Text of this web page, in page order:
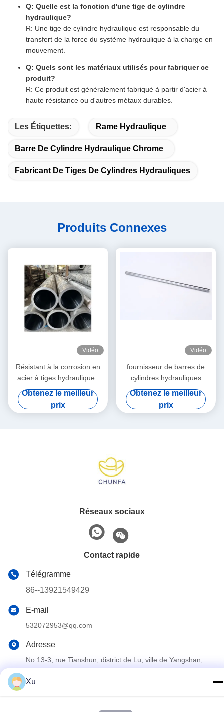
Q: Quelle est la fonction d'une tige de cylindre
hydraulique?
R: Une tige de cylindre hydraulique est responsable du
transfert de la force du système hydraulique à la charge en
mouvement.
Q: Quels sont les matériaux utilisés pour fabriquer ce
produit?
R: Ce produit est généralement fabriqué à partir d'acier à
haute résistance ou d'autres métaux durables.
Les Étiquettes: Rame Hydraulique
Barre De Cylindre Hydraulique Chrome
Fabricant De Tiges De Cylindres Hydrauliques
Produits Connexes
Vidéo
Résistant à la corrosion en
acier à tiges hydrauliques
personnalisées
Obtenez le meilleur
prix
Vidéo
fournisseur de barres de
cylindres hydrauliques
chromées longueur de
Obtenez le meilleur
prix
Réseaux sociaux
Contact rapide
Télégramme
86--13921549429
E-mail
532072953@qq.com
Adresse
No 13-3, rue Tianshun, district de Lu, ville de Yangshan,
ville de Wuxi, province du Jiangsu
Xu